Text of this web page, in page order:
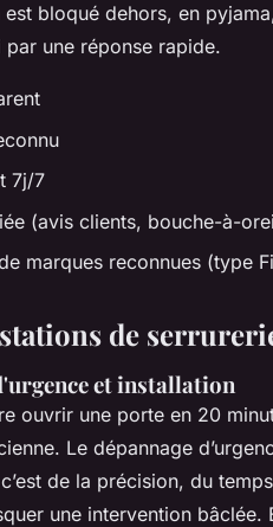
bloqué dehors, en
par une réponse rapide.
7j/7
(avis clients, bouche-à-
marques reconnues (type
de
et installation
ouvrir une porte en 20
Le dépannage
de la précision, du
une intervention bâclée.